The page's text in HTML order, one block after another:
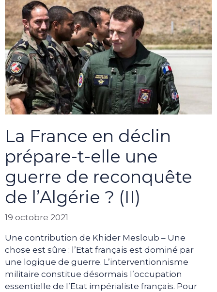
La France en déclin
prépare-t-elle une
guerre de reconquête
de l’Algérie ? (II)
19 octobre 2021
Une contribution de Khider Mesloub – Une
chose est sûre : l’Etat français est dominé par
une logique de guerre. L’interventionnisme
militaire constitue désormais l’occupation
essentielle de l’Etat impérialiste français. Pour